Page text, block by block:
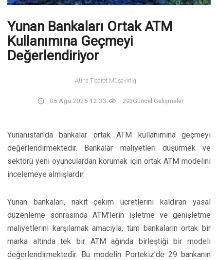
Yunan Bankaları Ortak ATM
Kullanımına Geçmeyi
Değerlendiriyor
Atina Ticaret Müşavirliği
05 Ağu 2025 12:33 293Güncel Gelişmeler
Yunanistan'da bankalar ortak ATM kullanımına geçmeyi
değerlendirmektedir. Bankalar maliyetleri düşürmek ve
sektörü yeni oyunculardan korumak için ortak ATM modelini
incelemeye almışlardır.
Yunan bankaları, nakit çekim ücretlerini kaldıran yasal
düzenleme sonrasında ATM'lerin işletme ve genişletme
maliyetlerini karşılamak amacıyla, tüm bankaların ortak bir
marka altında tek bir ATM ağında birleştiği bir modeli
değerlendirmektedir. Bu modelin Portekiz'de 29 bankanın